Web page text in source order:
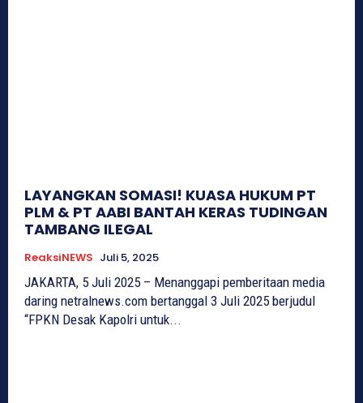
LAYANGKAN SOMASI! KUASA HUKUM PT
PLM & PT AABI BANTAH KERAS TUDINGAN
TAMBANG ILEGAL
ReaksiNEWS Juli 5, 2025
JAKARTA, 5 Juli 2025 – Menanggapi pemberitaan media
daring netralnews.com bertanggal 3 Juli 2025 berjudul
“FPKN Desak Kapolri untuk...